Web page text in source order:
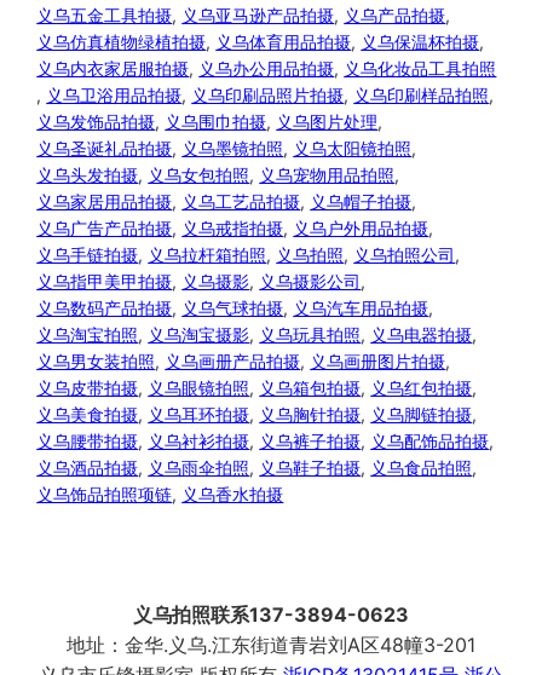
义乌五金工具拍摄, 义乌亚马逊产品拍摄, 义乌产品拍摄,
义乌仿真植物绿植拍摄, 义乌体育用品拍摄, 义乌保温杯拍摄,
义乌内衣家居服拍摄, 义乌办公用品拍摄, 义乌化妆品工具拍照
, 义乌卫浴用品拍摄, 义乌印刷品照片拍摄, 义乌印刷样品拍照,
义乌发饰品拍摄, 义乌围巾拍摄, 义乌图片处理,
义乌圣诞礼品拍摄, 义乌墨镜拍照, 义乌太阳镜拍照,
义乌头发拍摄, 义乌女包拍照, 义乌宠物用品拍照,
义乌家居用品拍摄, 义乌工艺品拍摄, 义乌帽子拍摄,
义乌广告产品拍摄, 义乌戒指拍摄, 义乌户外用品拍摄,
义乌手链拍摄, 义乌拉杆箱拍照, 义乌拍照, 义乌拍照公司,
义乌指甲美甲拍摄, 义乌摄影, 义乌摄影公司,
义乌数码产品拍摄, 义乌气球拍摄, 义乌汽车用品拍摄,
义乌淘宝拍照, 义乌淘宝摄影, 义乌玩具拍照, 义乌电器拍摄,
义乌男女装拍照, 义乌画册产品拍摄, 义乌画册图片拍摄,
义乌皮带拍摄, 义乌眼镜拍照, 义乌箱包拍摄, 义乌红包拍摄,
义乌美食拍摄, 义乌耳环拍摄, 义乌胸针拍摄, 义乌脚链拍摄,
义乌腰带拍摄, 义乌衬衫拍摄, 义乌裤子拍摄, 义乌配饰品拍摄,
义乌酒品拍摄, 义乌雨伞拍照, 义乌鞋子拍摄, 义乌食品拍照,
义乌饰品拍照项链, 义乌香水拍摄
义乌拍照联系137-3894-0623
地址：金华.义乌.江东街道青岩刘A区48幢3-201